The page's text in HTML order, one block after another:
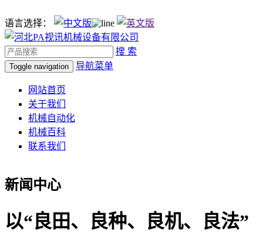
语言选择：
搜 索
Toggle navigation 导航菜单
网站首页
关于我们
机械自动化
机械百科
联系我们
新闻中心
以“良田、良种、良机、良法”